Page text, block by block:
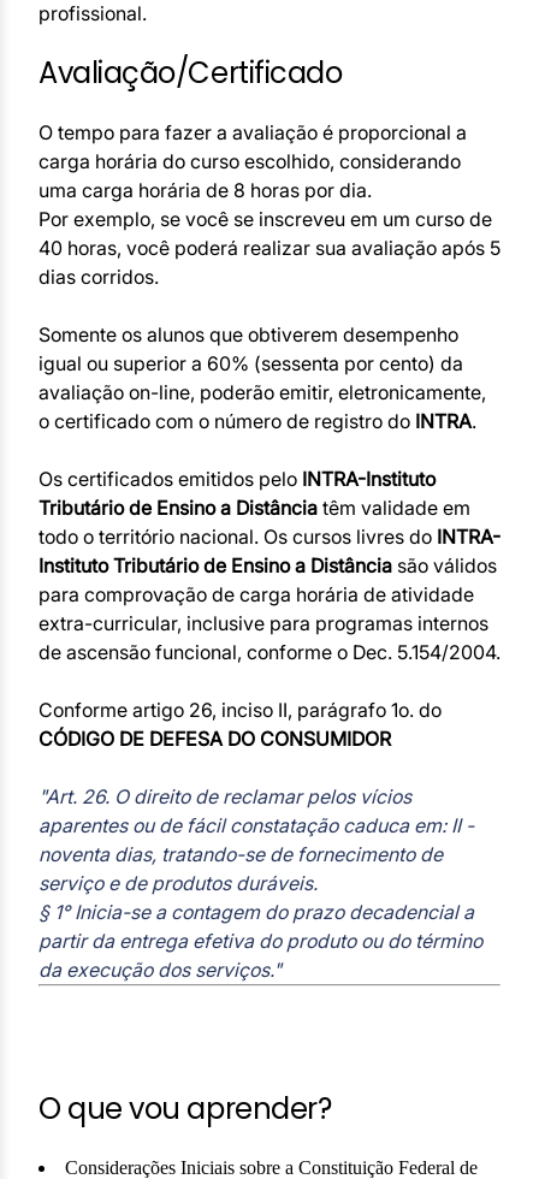
profissional.
Avaliação/Certificado
O tempo para fazer a avaliação é proporcional a
carga horária do curso escolhido, considerando
uma carga horária de 8 horas por dia.
Por exemplo, se você se inscreveu em um curso de
40 horas, você poderá realizar sua avaliação após 5
dias corridos.
Somente os alunos que obtiverem desempenho
igual ou superior a 60% (sessenta por cento) da
avaliação on-line, poderão emitir, eletronicamente,
o certificado com o número de registro do INTRA.
Os certificados emitidos pelo INTRA-Instituto
Tributário de Ensino a Distância têm validade em
todo o território nacional. Os cursos livres do INTRA-
Instituto Tributário de Ensino a Distância são válidos
para comprovação de carga horária de atividade
extra-curricular, inclusive para programas internos
de ascensão funcional, conforme o Dec. 5.154/2004.
Conforme artigo 26, inciso II, parágrafo 1o. do
CÓDIGO DE DEFESA DO CONSUMIDOR
"Art. 26. O direito de reclamar pelos vícios
aparentes ou de fácil constatação caduca em: II -
noventa dias, tratando-se de fornecimento de
serviço e de produtos duráveis.
§ 1° Inicia-se a contagem do prazo decadencial a
partir da entrega efetiva do produto ou do término
da execução dos serviços."
O que vou aprender?
Considerações Iniciais sobre a Constituição Federal de